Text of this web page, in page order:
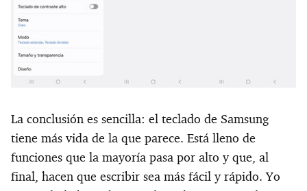
La conclusión es sencilla: el teclado de Samsung
tiene más vida de la que parece. Está lleno de
funciones que la mayoría pasa por alto y que, al
final, hacen que escribir sea más fácil y rápido. Yo